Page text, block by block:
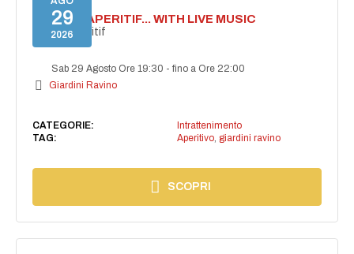
29
2026
SECRET APERITIF... WITH LIVE MUSIC
Secret aperitif
Sab 29 Agosto Ore 19:30 -fino a Ore 22:00
Giardini Ravino
CATEGORIE:
Intrattenimento
TAG:
Aperitivo, giardini ravino
SCOPRI